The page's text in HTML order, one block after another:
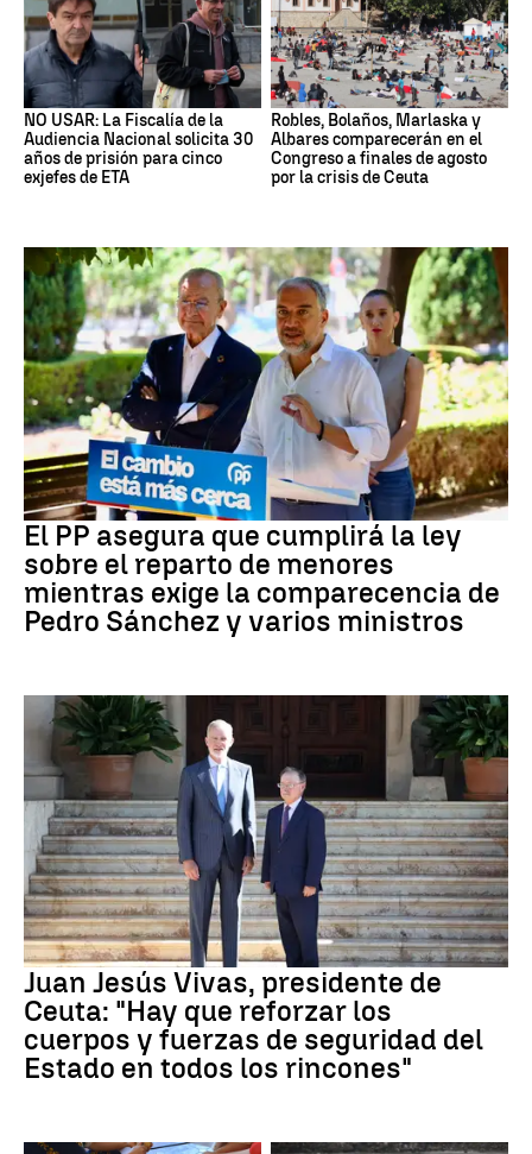
NO USAR: La Fiscalía de la
Audiencia Nacional solicita 30
años de prisión para cinco
exjefes de ETA
Robles, Bolaños, Marlaska y
Albares comparecerán en el
Congreso a finales de agosto
por la crisis de Ceuta
Crisis migratoria
El PP asegura que cumplirá la ley
sobre el reparto de menores
mientras exige la comparecencia de
Pedro Sánchez y varios ministros
Crisis migratoria
Juan Jesús Vivas, presidente de
Ceuta: "Hay que reforzar los
cuerpos y fuerzas de seguridad del
Estado en todos los rincones"